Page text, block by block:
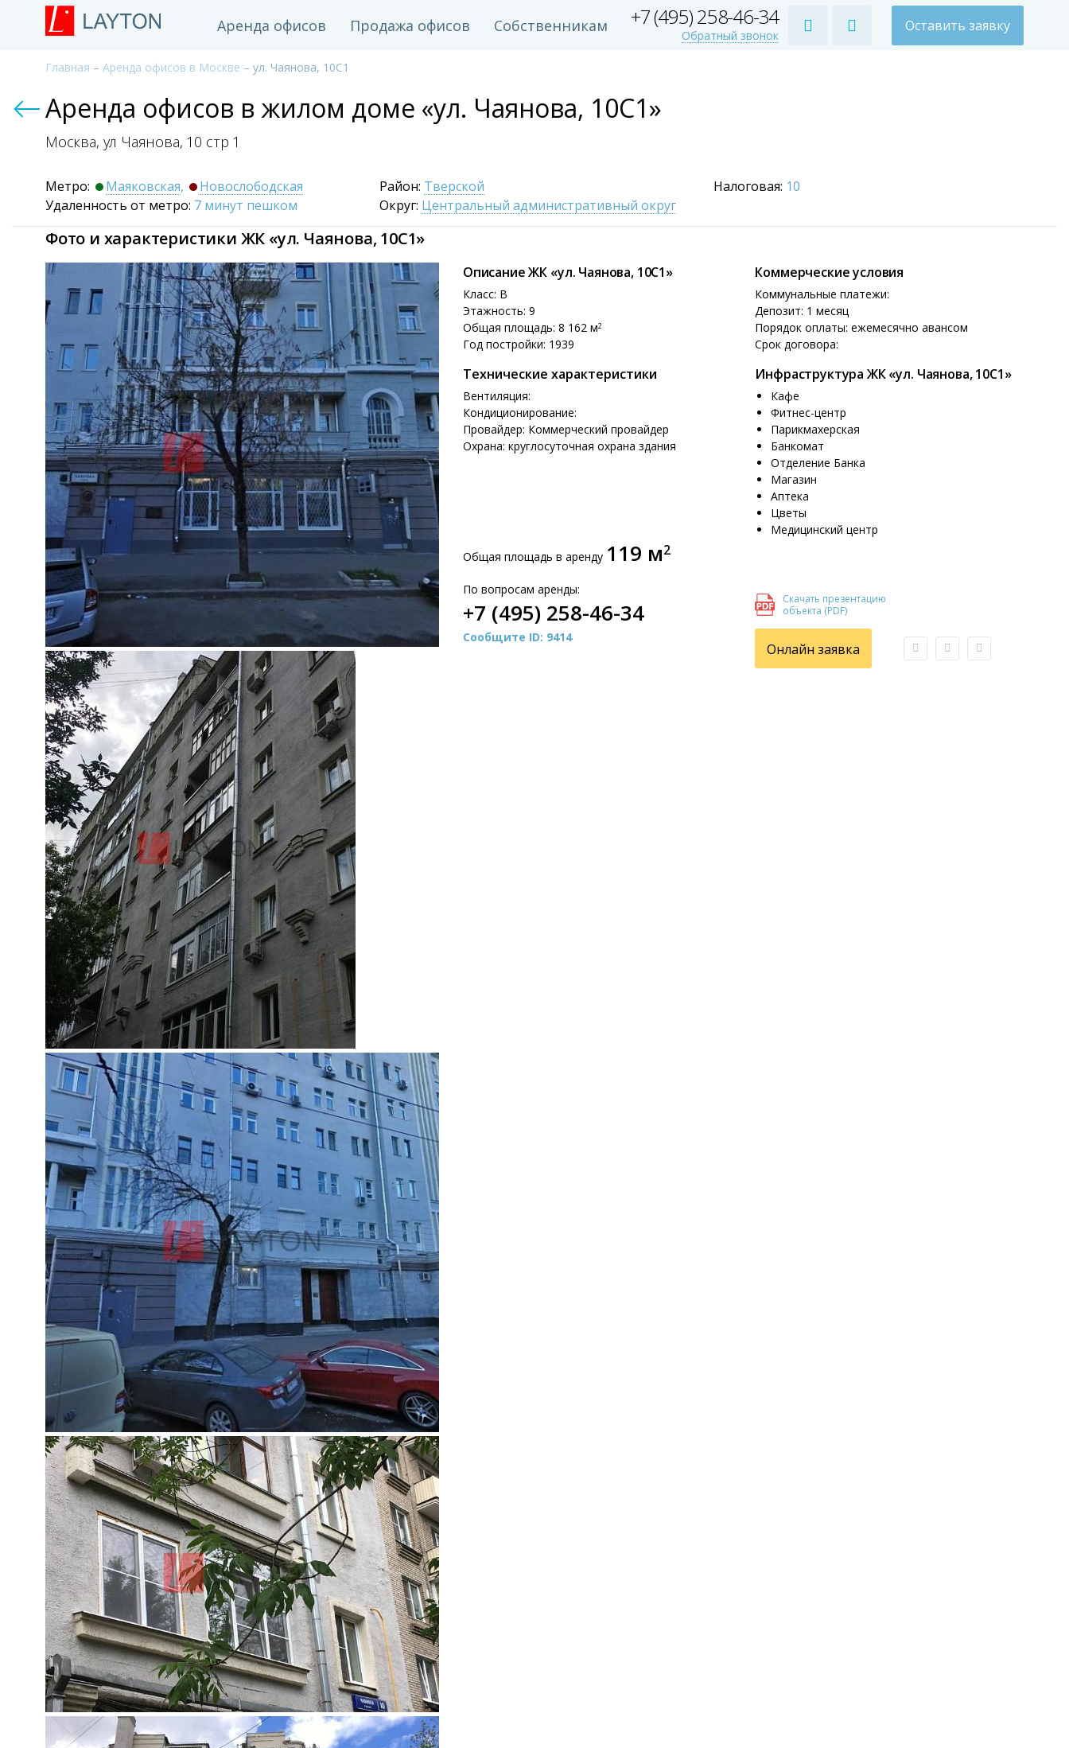
Аренда офисов Продажа офисов Собственникам +7 (495) 258-46-34
Обратный звонок
Оставить заявку
Главная – Аренда офисов в Москве – ул. Чаянова, 10С1
Аренда офисов в жилом доме «ул. Чаянова, 10С1»
Москва, ул Чаянова, 10 стр 1
Метро: Маяковская,
Новослободская
Удаленность от метро: 7 минут пешком
Район: Тверской
Округ: Центральный административный округ
Налоговая: 10
Фото и характеристики ЖК «ул. Чаянова, 10С1»
Описание ЖК «ул. Чаянова, 10С1»
Класс: B
Этажность: 9
Общая площадь: 8 162 м2
Год постройки: 1939
Технические характеристики
Вентиляция:
Кондиционирование:
Провайдер: Коммерческий провайдер
Охрана: круглосуточная охрана здания
Коммерческие условия
Коммунальные платежи:
Депозит: 1 месяц
Порядок оплаты: ежемесячно авансом
Срок договора:
Инфраструктура ЖК «ул. Чаянова, 10С1»
Кафе
Фитнес-центр
Парикмахерская
Банкомат
Отделение Банка
Магазин
Аптека
Цветы
Медицинский центр
Общая площадь в аренду 119 м2
По вопросам аренды:
+7 (495) 258-46-34
Сообщите ID: 9414
Скачать презентацию
объекта (PDF)
Онлайн заявка